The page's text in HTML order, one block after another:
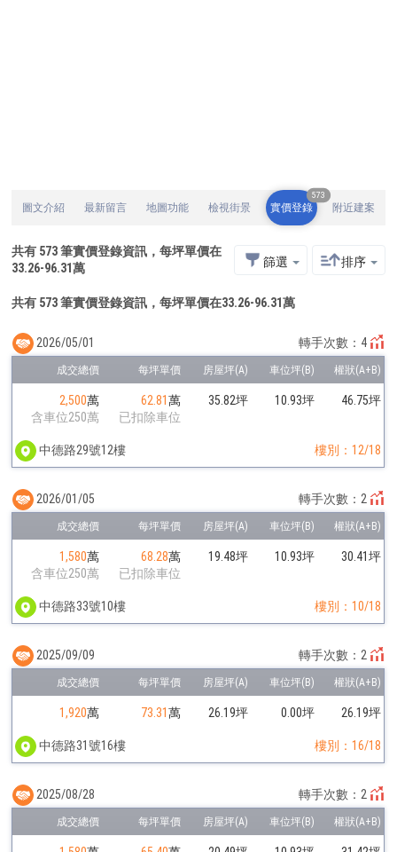
圖文介紹 最新留言 地圖功能 檢視街景 實價登錄
573
附近建案
共有 573筆實價登錄資訊，每坪單價在
33.26-96.31萬 篩選 排序
共有 573 筆實價登錄資訊，每坪單價在33.26-96.31萬
2,500萬
含車位250萬
62.81萬
已扣除車位
35.82坪 10.93坪 46.75坪
中德路29號12樓 樓別：12/18
2026/05/01 轉手次數：4
1,580萬
含車位250萬
68.28萬
已扣除車位
19.48坪 10.93坪 30.41坪
中德路33號10樓 樓別：10/18
2026/01/05 轉手次數：2
1,920萬 73.31萬 26.19坪 0.00坪 26.19坪
中德路31號16樓 樓別：16/18
2025/09/09 轉手次數：2
2025/08/28 轉手次數：2